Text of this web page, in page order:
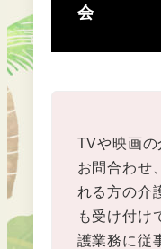
会
TVや映画
お問合わせ
れる方の介
も受け付け
護業務に従